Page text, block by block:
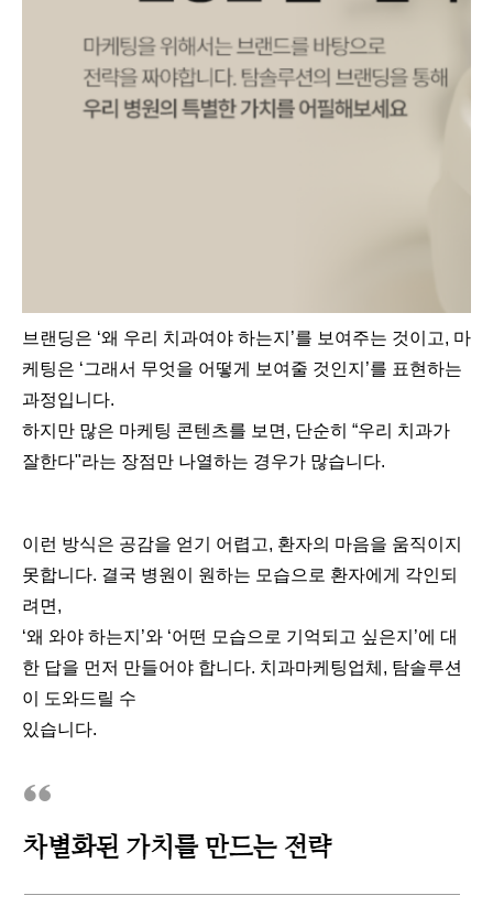
브랜딩은 ‘왜 우리 치과여야 하는지’를 보여주는 것이고, 마
케팅은 ‘그래서 무엇을 어떻게 보여줄 것인지’를 표현하는
과정입니다.
하지만 많은 마케팅 콘텐츠를 보면, 단순히 “우리 치과가
잘한다"라는 장점만 나열하는 경우가 많습니다.
이런 방식은 공감을 얻기 어렵고, 환자의 마음을 움직이지
못합니다. 결국 병원이 원하는 모습으로 환자에게 각인되
려면,
‘왜 와야 하는지’와 ‘어떤 모습으로 기억되고 싶은지’에 대
한 답을 먼저 만들어야 합니다. 치과마케팅업체, 탐솔루션
이 도와드릴 수
있습니다.